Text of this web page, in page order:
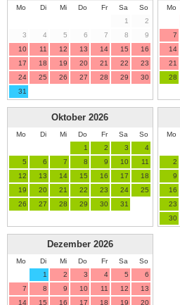
Mo Di Mi Do Fr Sa
So
1
2
3
4 5 6 7 8
9
10
11 12 13 14 15
16
17
18 19 20 21 22
23
24
25 26 27 28 29
30
31
Mo
7
14
21
28
Oktober 2026
Mo Di Mi Do Fr Sa
So
1
2 3
4
5
6 7 8 9 10
11
12
13 14 15 16 17
18
19
20 21 22 23 24
25
26
27 28 29 30 31
Mo
2
9
16
23
30
Dezember 2026
Mo Di Mi Do Fr Sa
So
1
2 3 4 5
6
7
8 9 10 11 12
13
14
15 16 17 18 19
20